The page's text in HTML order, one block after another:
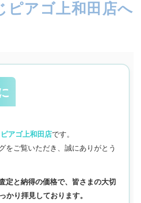
ピアゴ上和田店へ
アゴ上和田店です。
をご覧いただき、誠にありがとう
定と納得の価格で、皆さまの大切
かり拝見しております。